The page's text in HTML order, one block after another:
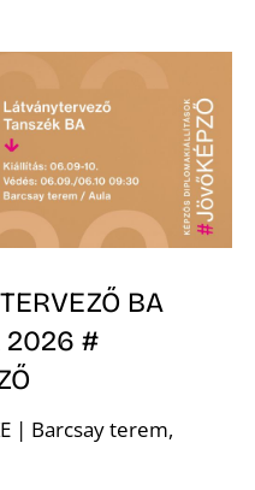
BA
2026 #
| Barcsay terem,